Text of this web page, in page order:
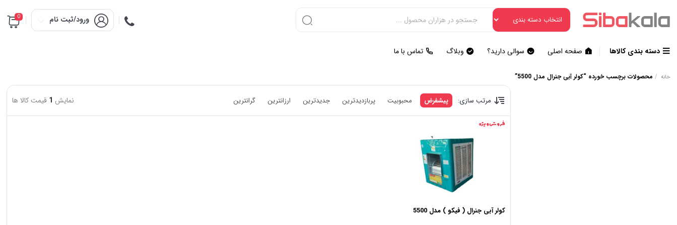
ورود/ثبت نام 0
دسته بندی کالاها صفحه اصلی سوالی دارید؟ وبلاگ تماس با ما
خانه / محصولات برچسب خورده “کولر آبی جنرال مدل 5500”
مرتب سازی: پیشفرض محبوبیت پربازدیدترین جدیدترین ارزانترین گرانترین نمایش 1 قیمت کالا ها
فروش ویژه
کولر آبی جنرال ( فیکو ) مدل 5500